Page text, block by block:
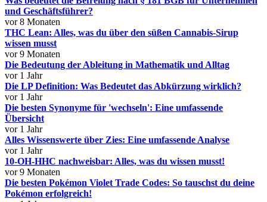
und Geschäftsführer?
vor 8 Monaten
THC Lean: Alles, was du über den süßen Cannabis-Sirup
wissen musst
vor 9 Monaten
Die Bedeutung der Ableitung in Mathematik und Alltag
vor 1 Jahr
Die LP Definition: Was Bedeutet das Abkürzung wirklich?
vor 1 Jahr
Die besten Synonyme für 'wechseln': Eine umfassende
Übersicht
vor 1 Jahr
Alles Wissenswerte über Zies: Eine umfassende Analyse
vor 1 Jahr
10-OH-HHC nachweisbar: Alles, was du wissen musst!
vor 9 Monaten
Die besten Pokémon Violet Trade Codes: So tauschst du deine
Pokémon erfolgreich!